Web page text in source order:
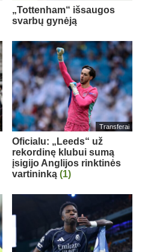
„Tottenham“ išsaugos
svarbų gynėją
Transferai
Oficialu: „Leeds“ už
rekordinę klubui sumą
įsigijo Anglijos rinktinės
vartininką (1)